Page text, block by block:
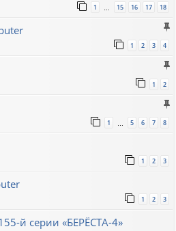
1 … 15 16 17 18
1 2 3 4
1 2
1 5 6 7 8
1 2 3
1 2 3
й серии «БЕРЁСТА-4»